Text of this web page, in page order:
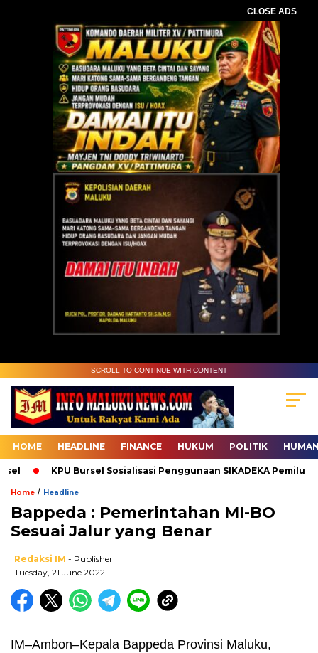
CLOSE ADS
SCROLL TO CONTINUE WITH CONTENT
HOME HEADLINE FINANCE HUKUM POLITIK
KPU Bursel Sosialisasi Penggunaan SIKADEKA Pemilu
Home / Headline
Bappeda : Pemerintahan MI-BO
Sesuai Jalur yang Benar
Redaksi IM - Publisher
Tuesday, 21 June 2022
IM–Ambon–Kepala Bappeda Provinsi Maluku,